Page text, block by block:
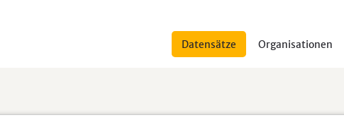
Datensätze Organisationen